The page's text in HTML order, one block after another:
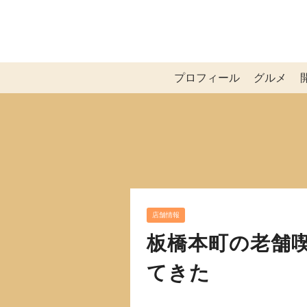
プロフィール グルメ
店舗情報
板橋本町の老舗
てきた